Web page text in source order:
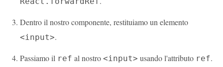
Dentro il nostro componente, restituiamo un elemento
<input>.
Passiamo il ref al nostro <input> usando l'attributo ref.